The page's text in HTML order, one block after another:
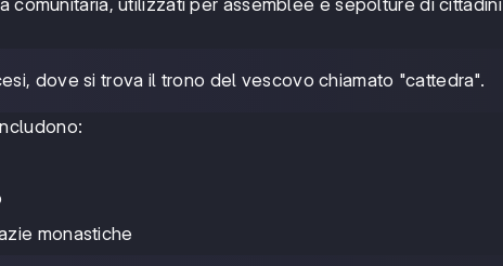
dove si trova il trono del vescovo chiamato "cattedra".
monastiche